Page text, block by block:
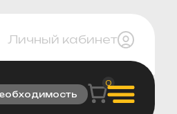
Личный кабинет
0